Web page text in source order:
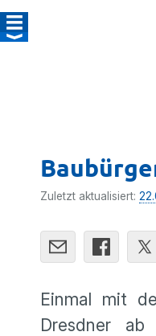
Zuletzt aktualisiert:
Einmal mit
Dresdner